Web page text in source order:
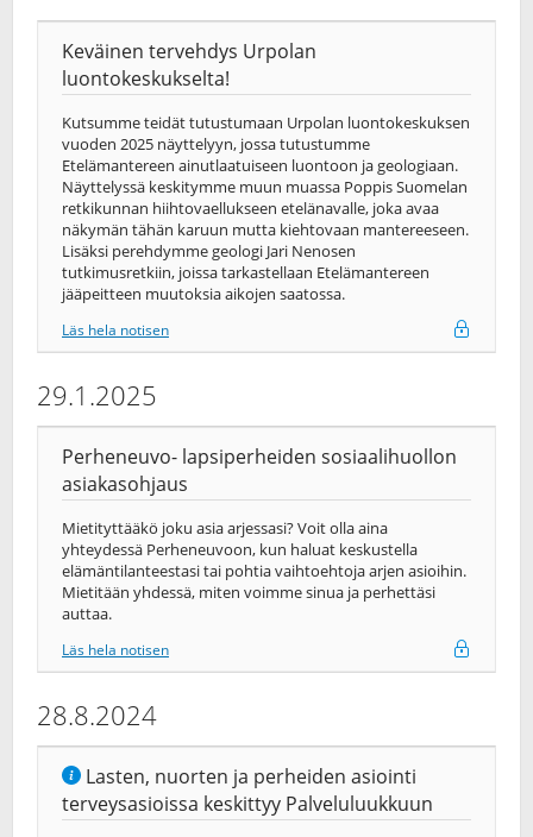
Keväinen tervehdys Urpolan
luontokeskukselta!
Kutsumme teidät tutustumaan Urpolan luontokeskuksen
vuoden 2025 näyttelyyn, jossa tutustumme
Etelämantereen ainutlaatuiseen luontoon ja geologiaan.
Näyttelyssä keskitymme muun muassa Poppis Suomelan
retkikunnan hiihtovaellukseen etelänavalle, joka avaa
näkymän tähän karuun mutta kiehtovaan mantereeseen.
Lisäksi perehdymme geologi Jari Nenosen
tutkimusretkiin, joissa tarkastellaan Etelämantereen
jääpeitteen muutoksia aikojen saatossa.
Läs hela notisen
29.1.2025
Perheneuvo- lapsiperheiden sosiaalihuollon
asiakasohjaus
Mietityttääkö joku asia arjessasi? Voit olla aina
yhteydessä Perheneuvoon, kun haluat keskustella
elämäntilanteestasi tai pohtia vaihtoehtoja arjen asioihin.
Mietitään yhdessä, miten voimme sinua ja perhettäsi
auttaa.
Läs hela notisen
28.8.2024
Lasten, nuorten ja perheiden asiointi
terveysasioissa keskittyy Palveluluukkuun